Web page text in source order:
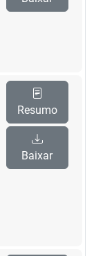
Resumo
Baixar